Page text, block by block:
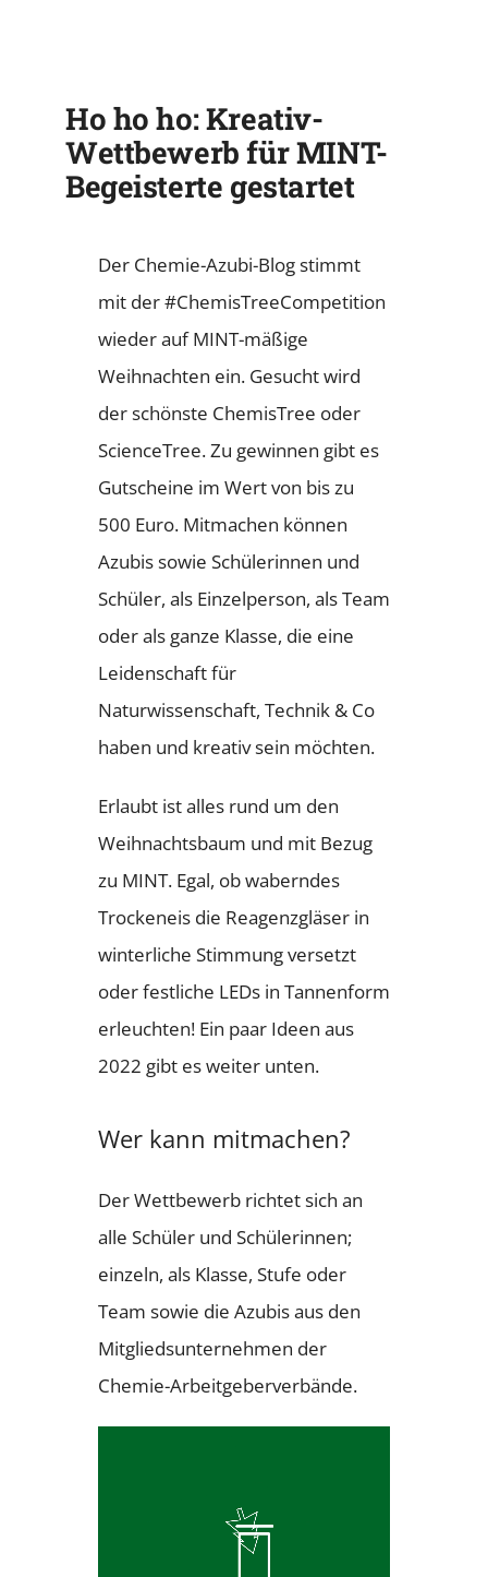
Ho ho ho: Kreativ-
Wettbewerb für MINT-
Begeisterte gestartet
Der Chemie-Azubi-Blog stimmt
mit der #ChemisTreeCompetition
wieder auf MINT-mäßige
Weihnachten ein. Gesucht wird
der schönste ChemisTree oder
ScienceTree. Zu gewinnen gibt es
Gutscheine im Wert von bis zu
500 Euro. Mitmachen können
Azubis sowie Schülerinnen und
Schüler, als Einzelperson, als Team
oder als ganze Klasse, die eine
Leidenschaft für
Naturwissenschaft, Technik & Co
haben und kreativ sein möchten.
Erlaubt ist alles rund um den
Weihnachtsbaum und mit Bezug
zu MINT. Egal, ob waberndes
Trockeneis die Reagenzgläser in
winterliche Stimmung versetzt
oder festliche LEDs in Tannenform
erleuchten! Ein paar Ideen aus
2022 gibt es weiter unten.
Wer kann mitmachen?
Der Wettbewerb richtet sich an
alle Schüler und Schülerinnen;
einzeln, als Klasse, Stufe oder
Team sowie die Azubis aus den
Mitgliedsunternehmen der
Chemie-Arbeitgeberverbände.